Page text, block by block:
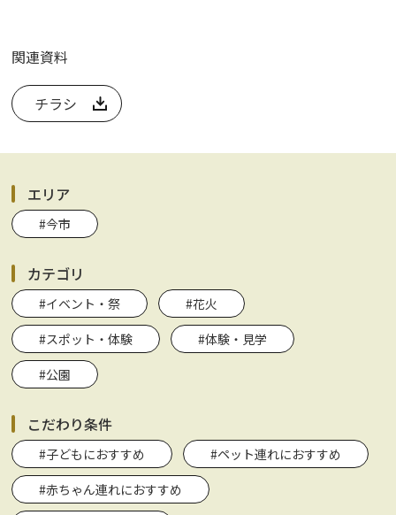
関連資料
チラシ
エリア
#今市
カテゴリ
#イベント・祭
#花火
#スポット・体験
#体験・見学
#公園
こだわり条件
#子どもにおすすめ
#ペット連れにおすすめ
#赤ちゃん連れにおすすめ